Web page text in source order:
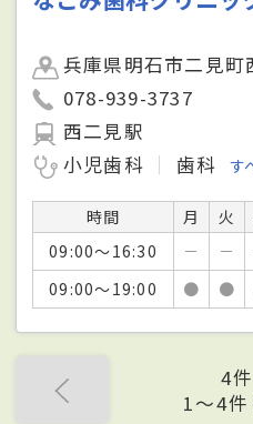
兵庫県明石市二見
078-939-3737
西二見駅
小児歯科
歯科 す
時間 月 火
09:00～16:30
－ －
09:00～19:00
● ●
4
1〜4